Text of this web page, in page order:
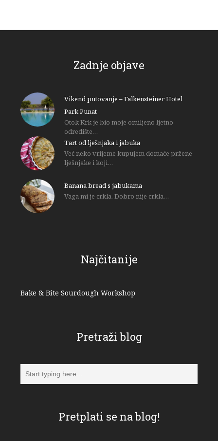
Zadnje objave
Vikend putovanje – Falkensteiner Hotel
Park Punat
Otok Krk je bio moje omiljeno ljetno
odredište…
Tart od lješnjaka i jabuka
Već neko vrijeme kupujem domaće pržene
lješnjake i koji…
Banana bread s jabukama
Vaga mi je crkla. Dobro nije crkla…
Najčitanije
Bake & Bite Sourdough Workshop
Pretraži blog
Pretplati se na blog!